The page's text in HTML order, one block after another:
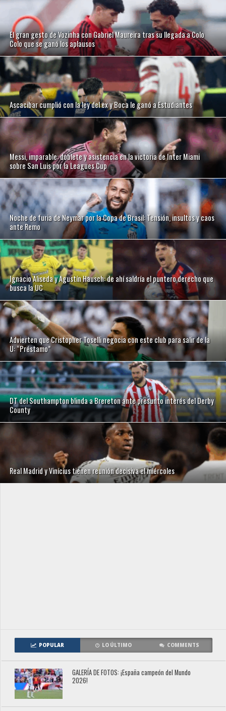
El gran gesto de Vozinha con Gabriel Maureira tras su llegada a Colo
Colo que se ganó los aplausos
Ascacibar cumplió con la ley del ex y Boca le ganó a Estudiantes
Messi, imparable: doblete y asistencia en la victoria de Inter Miami
sobre San Luis por la Leagues Cup
Noche de furia de Neymar por la Copa de Brasil: Tensión, insultos y caos
ante Remo
Ignacio Aliseda y Agustín Hausch: de ahí saldría el puntero derecho que
busca la UC
Advierten que Cristopher Toselli negocia con este club para salir de la
U: “Préstamo”
DT del Southampton blinda a Brereton ante presunto interés del Derby
County
Real Madrid y Vinícius tienen reunión decisiva el miércoles
POPULAR LO ÚLTIMO COMMENTS
GALERÍA DE FOTOS: ¡España campeón del Mundo
2026!